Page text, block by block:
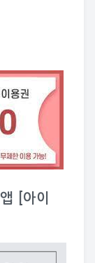
[아이